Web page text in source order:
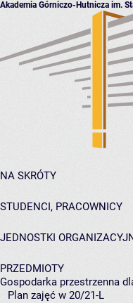
Akademia Górniczo-Hutnicza im.
NA SKRÓTY
STUDENCI, PRACOWNICY
JEDNOSTKI
PRZEDMIOTY
Gospodarka przestrzenna
Plan zajęć w 20/21-L